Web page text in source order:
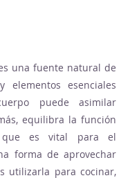
una fuente natural de
elementos esenciales
puede asimilar
equilibra la función
que es vital para el
forma de aprovechar
utilizarla para cocinar,